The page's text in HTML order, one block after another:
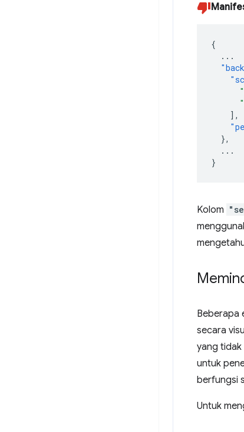
{
...
],
},
...
}
Kolom
Beberapa
secara
yang tidak
untuk
berfungsi
Untuk